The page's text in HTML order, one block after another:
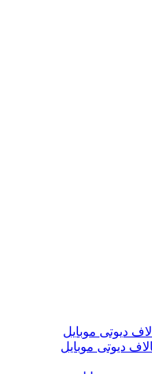
دیوتی موبایل
دیوتی موبایل